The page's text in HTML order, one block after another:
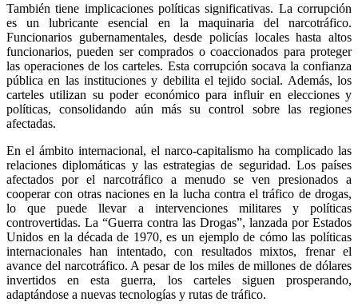
También tiene implicaciones políticas significativas. La corrupción
es un lubricante esencial en la maquinaria del narcotráfico.
Funcionarios gubernamentales, desde policías locales hasta altos
funcionarios, pueden ser comprados o coaccionados para proteger
las operaciones de los carteles. Esta corrupción socava la confianza
pública en las instituciones y debilita el tejido social. Además, los
carteles utilizan su poder económico para influir en elecciones y
políticas, consolidando aún más su control sobre las regiones
afectadas.
En el ámbito internacional, el narco-capitalismo ha complicado las
relaciones diplomáticas y las estrategias de seguridad. Los países
afectados por el narcotráfico a menudo se ven presionados a
cooperar con otras naciones en la lucha contra el tráfico de drogas,
lo que puede llevar a intervenciones militares y políticas
controvertidas. La “Guerra contra las Drogas”, lanzada por Estados
Unidos en la década de 1970, es un ejemplo de cómo las políticas
internacionales han intentado, con resultados mixtos, frenar el
avance del narcotráfico. A pesar de los miles de millones de dólares
invertidos en esta guerra, los carteles siguen prosperando,
adaptándose a nuevas tecnologías y rutas de tráfico.